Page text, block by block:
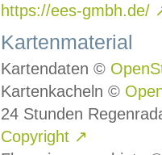
https://ees-gmbh.de/
Kartenmaterial
Kartendaten ©
Kartenkacheln ©
24 Stunden
Copyright ↗